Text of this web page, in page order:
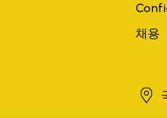
채용
대한